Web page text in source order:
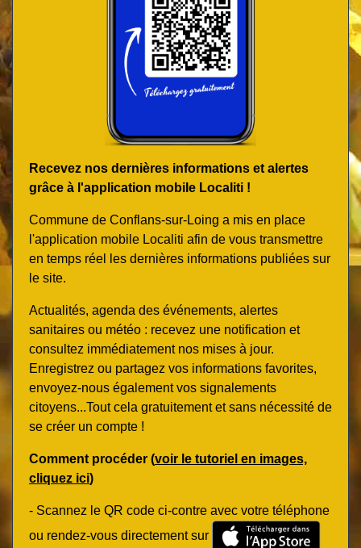
Recevez nos dernières informations et alertes
grâce à l'application mobile Localiti !
Commune de Conflans-sur-Loing a mis en place
l'application mobile Localiti afin de vous transmettre
en temps réel les dernières informations publiées sur
le site.
Actualités, agenda des événements, alertes
sanitaires ou météo : recevez une notification et
consultez immédiatement nos mises à jour.
Enregistrez ou partagez vos informations favorites,
envoyez-nous également vos signalements
citoyens...Tout cela gratuitement et sans nécessité de
se créer un compte !
Comment procéder (voir le tutoriel en images,
cliquez ici)
- Scannez le QR code ci-contre avec votre téléphone
ou rendez-vous directement sur